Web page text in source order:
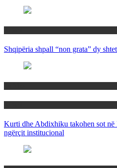
Shqipëria shpall “non grata” dy
Kurti dhe Abdixhiku takohen sot
ngërçit institucional